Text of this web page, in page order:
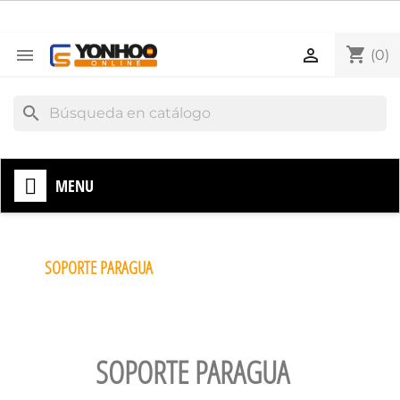
 shopping_cart (0)

search
MENU
SOPORTE PARAGUA
SOPORTE PARAGUA